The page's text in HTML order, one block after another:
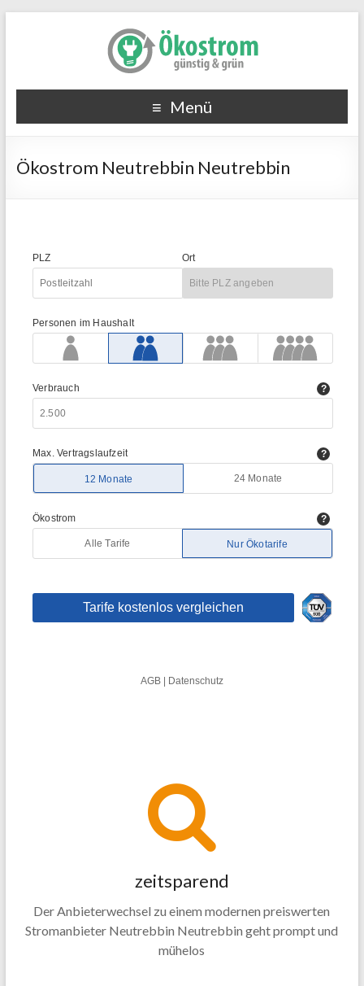
Menü
Ökostrom Neutrebbin Neutrebbin
zeitsparend
Der Anbieterwechsel zu einem modernen preiswerten
Stromanbieter Neutrebbin Neutrebbin geht prompt und
mühelos